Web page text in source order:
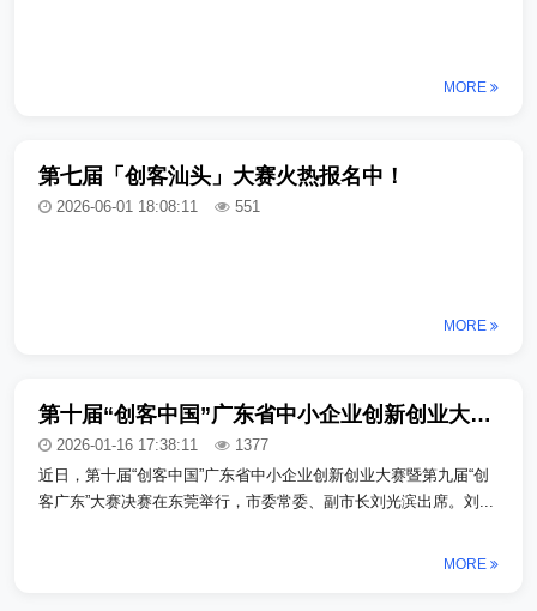
MORE
第七届「创客汕头」大赛火热报名中！
2026-06-01 18:08:11 551
MORE
第十届“创客中国”广东省中小企业创新创业大赛暨第九届“创客广东”大赛决赛在东莞举行
2026-01-16 17:38:11
1377
近日，第十届“创客中国”广东省中小企业创新创业大赛暨第九届“创
客广东”大赛决赛在东莞举行，市委常委、副市长刘光滨出席。刘...
MORE